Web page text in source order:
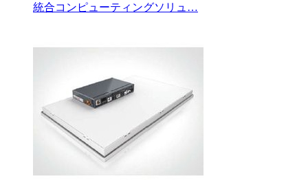
統合コンピューティングソリュ…